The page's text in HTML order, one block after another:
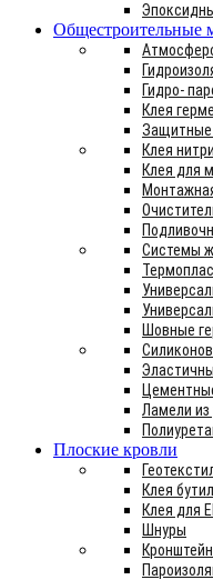
Общестроительные
Гидро-
Клея
Защитные
Клея
Клея для
Системы
Шовные
Ламели из
Плоские кровли
Клея
Клея для
Шнуры